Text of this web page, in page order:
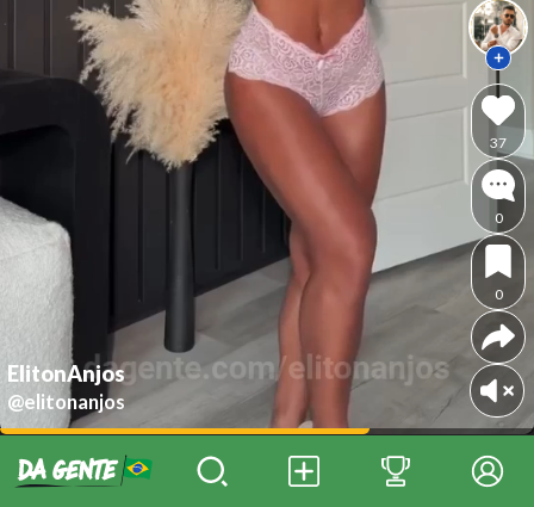
ElitonAnjos
@elitonanjos
37
0
0